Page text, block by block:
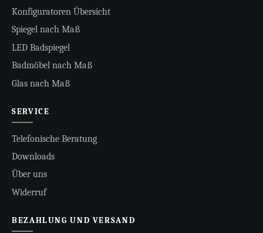
Konfiguratoren Übersicht
Spiegel nach Maß
LED Badspiegel
Badmöbel nach Maß
Glas nach Maß
SERVICE
Telefonische Beratung
Downloads
Über uns
Widerruf
BEZAHLUNG UND VERSAND